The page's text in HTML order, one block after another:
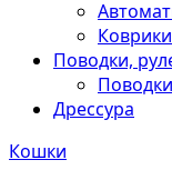
Поводки,
Поводки
Дрессура
Кошки